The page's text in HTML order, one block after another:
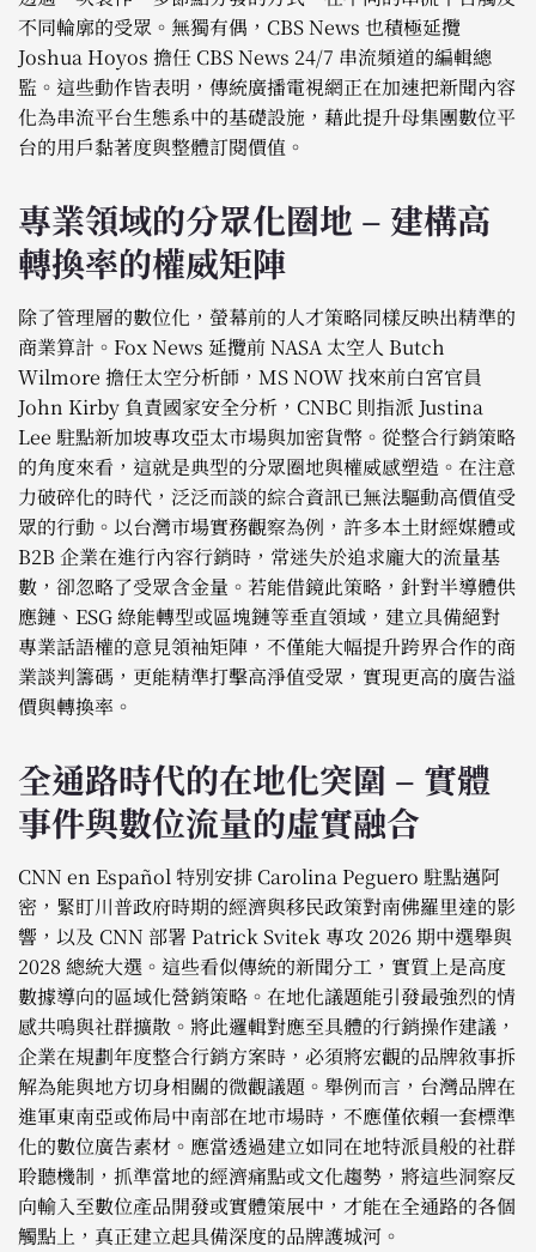
不同輪廓的受眾。無獨有偶，CBS News 也積極延攬
Joshua Hoyos 擔任 CBS News 24/7 串流頻道的編輯總
監。這些動作皆表明，傳統廣播電視網正在加速把新聞內容
化為串流平台生態系中的基礎設施，藉此提升母集團數位平
台的用戶黏著度與整體訂閱價值。
專業領域的分眾化圈地 – 建構高
轉換率的權威矩陣
除了管理層的數位化，螢幕前的人才策略同樣反映出精準的
商業算計。Fox News 延攬前 NASA 太空人 Butch
Wilmore 擔任太空分析師，MS NOW 找來前白宮官員
John Kirby 負責國家安全分析，CNBC 則指派 Justina
Lee 駐點新加坡專攻亞太市場與加密貨幣。從整合行銷策略
的角度來看，這就是典型的分眾圈地與權威感塑造。在注意
力破碎化的時代，泛泛而談的綜合資訊已無法驅動高價值受
眾的行動。以台灣市場實務觀察為例，許多本土財經媒體或
B2B 企業在進行內容行銷時，常迷失於追求龐大的流量基
數，卻忽略了受眾含金量。若能借鏡此策略，針對半導體供
應鏈、ESG 綠能轉型或區塊鏈等垂直領域，建立具備絕對
專業話語權的意見領袖矩陣，不僅能大幅提升跨界合作的商
業談判籌碼，更能精準打擊高淨值受眾，實現更高的廣告溢
價與轉換率。
全通路時代的在地化突圍 – 實體
事件與數位流量的虛實融合
CNN en Español 特別安排 Carolina Peguero 駐點邁阿
密，緊盯川普政府時期的經濟與移民政策對南佛羅里達的影
響，以及 CNN 部署 Patrick Svitek 專攻 2026 期中選舉與
2028 總統大選。這些看似傳統的新聞分工，實質上是高度
數據導向的區域化營銷策略。在地化議題能引發最強烈的情
感共鳴與社群擴散。將此邏輯對應至具體的行銷操作建議，
企業在規劃年度整合行銷方案時，必須將宏觀的品牌敘事拆
解為能與地方切身相關的微觀議題。舉例而言，台灣品牌在
進軍東南亞或佈局中南部在地市場時，不應僅依賴一套標準
化的數位廣告素材。應當透過建立如同在地特派員般的社群
聆聽機制，抓準當地的經濟痛點或文化趨勢，將這些洞察反
向輸入至數位產品開發或實體策展中，才能在全通路的各個
觸點上，真正建立起具備深度的品牌護城河。